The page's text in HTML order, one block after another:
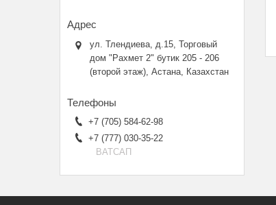
ул. Тлендиева, д.15, Торговый
дом "Рахмет 2" бутик 205 - 206
(второй этаж), Астана, Казахстан
+7 (705) 584-62-98
+7 (777) 030-35-22
ВАТСАП